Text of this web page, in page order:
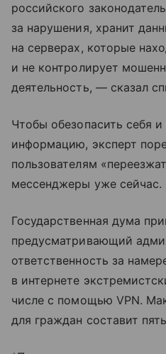
российского
за нарушения, хранит
на серверах, которые
и не контролирует
деятельность, — сказал
Чтобы обезопасить себя
информацию, эксперт
пользователям
мессенджеры уже сейчас.
Государственная дума
предусматривающий
ответственность за
в интернете
числе с помощью VPN.
для граждан составит